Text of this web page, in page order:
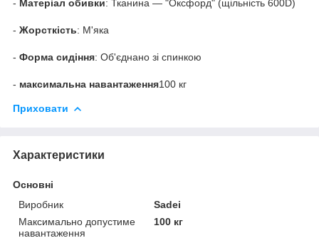
- Матеріал обивки: Тканина — "Оксфорд" (щільність 600D)
- Жорсткість: М'яка
- Форма сидіння: Об'єднано зі спинкою
- максимальна навантаження100 кг
Приховати
Характеристики
Основні
Виробник
Sadei
Максимально допустиме
навантаження
100 кг